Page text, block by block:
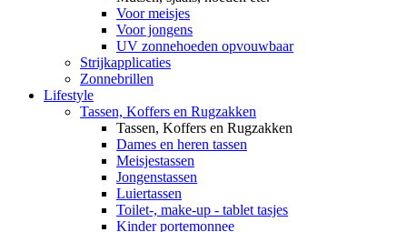
Voor meisjes
Voor jongens
UV zonnehoeden opvouwbaar
Strijkapplicaties
Zonnebrillen
Lifestyle
Tassen, Koffers en Rugzakken
Tassen, Koffers en Rugzakken
Dames en heren tassen
Meisjestassen
Jongenstassen
Luiertassen
Toilet-, make-up - tablet tasjes
Kinder portemonnee